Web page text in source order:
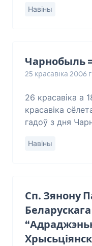
размаўляў са
Навіны
Чарнобыль
25 красавіка 2006
26 красавіка a
красавіка
гадоў з дня
угодк
Навіны
Сп. Зянону